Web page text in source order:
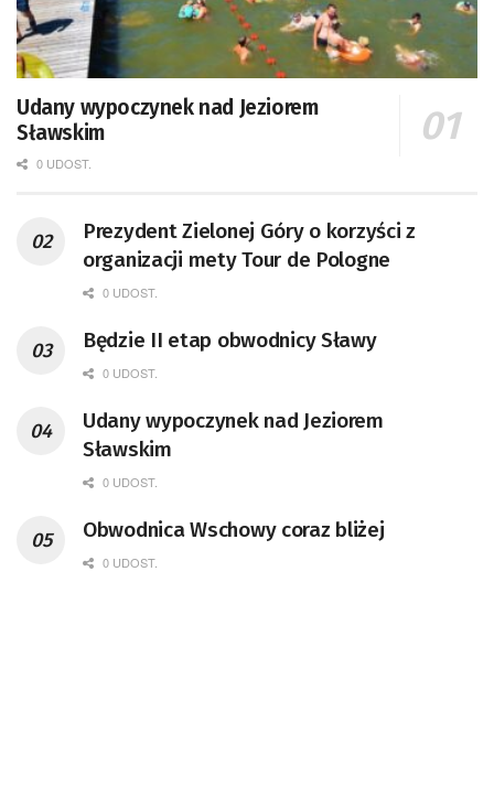
Udany wypoczynek nad Jeziorem
Sławskim
0 UDOST.
Prezydent Zielonej Góry o korzyści z
organizacji mety Tour de Pologne
0 UDOST.
Będzie II etap obwodnicy Sławy
0 UDOST.
Udany wypoczynek nad Jeziorem
Sławskim
0 UDOST.
Obwodnica Wschowy coraz bliżej
0 UDOST.